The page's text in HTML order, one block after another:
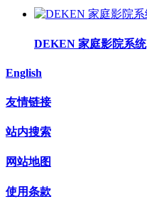
DEKEN 家庭影院系统
English
友情链接
站内搜索
网站地图
使用条款